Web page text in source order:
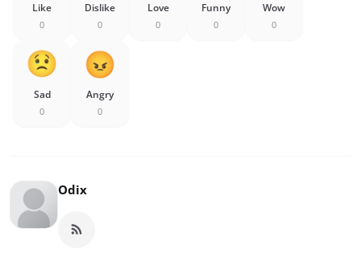
Like
0
Dislike
0
Love
0
Funny
0
Wow
0
Sad
0
Angry
0
Odix